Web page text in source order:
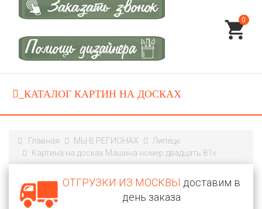
0
Главная МЫ В РЕГИОНАХ
Липецк
Картина на досках Машина номер двадцать 81v
ОТГРУЗКИ ИЗ МОСКВЫ доставим в
день заказа